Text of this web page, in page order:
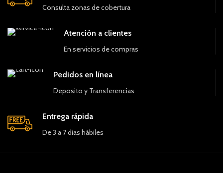
Consulta zonas de cobertura
Atención a clientes
En servicios de compras
Pedidos en línea
Deposito y Transferencias
Entrega rápida
De 3 a 7 días hábiles